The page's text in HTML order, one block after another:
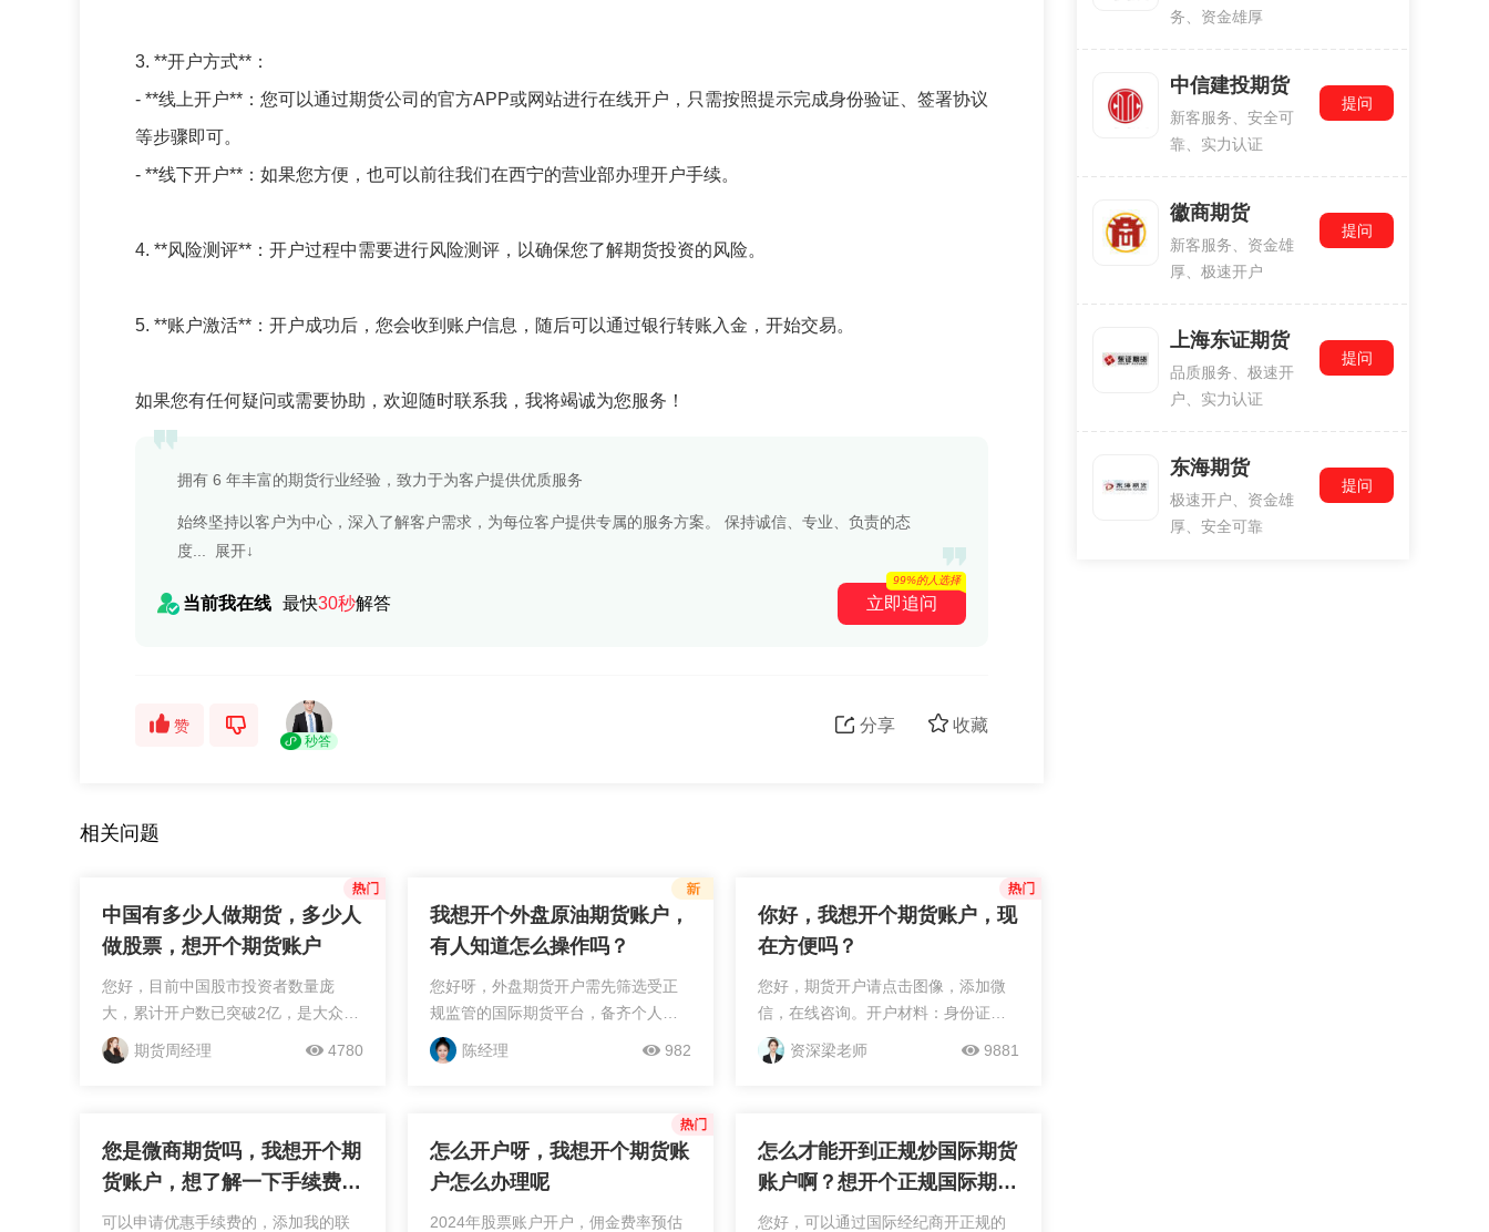
3. **开户方式**：
- **线上开户**：您可以通过期货公司的官方APP或网站进行在线开户，只需按照提示完成身份验证、签署协议
等步骤即可。
- **线下开户**：如果您方便，也可以前往我们在西宁的营业部办理开户手续。
4. **风险测评**：开户过程中需要进行风险测评，以确保您了解期货投资的风险。
5. **账户激活**：开户成功后，您会收到账户信息，随后可以通过银行转账入金，开始交易。
如果您有任何疑问或需要协助，欢迎随时联系我，我将竭诚为您服务！
拥有 6 年丰富的期货行业经验，致力于为客户提供优质服务
始终坚持以客户为中心，深入了解客户需求，为每位客户提供专属的服务方案。 保持诚信、专业、负责的态
度...
展开↓
当前我在线 最快30秒解答 立即追问
99%的人选择
赞
秒答
收藏
分享
相关问题
中国有多少人做期货，多少人
做股票，想开个期货账户
您好，目前中国股市投资者数量庞
大，累计开户数已突破2亿，是大众理
财的主流选择；而期货市场因其自带
杠杆和双向交易机制，属于小众专业
期货周经理 4780
我想开个外盘原油期货账户，
有人知道怎么操作吗？
您好呀，外盘期货开户需先筛选受正
规监管的国际期货平台，备齐个人身
份与地址证明材料，在线提交开户申
请并完成风险测评，通过平台审核后
陈经理 982
你好，我想开个期货账户，现
在方便吗？
您好，期货开户请点击图像，添加微
信，在线咨询。开户材料：身份证，
银行卡，开户流程：1，准备身份证，
银行卡，2，联系您的客户经理，帮您
资深梁老师 9881
您是微商期货吗，我想开个期
货账户，想了解一下手续费的
问题
可以申请优惠手续费的，添加我的联
怎么开户呀，我想开个期货账
户怎么办理呢
2024年股票账户开户，佣金费率预估
怎么才能开到正规炒国际期货
账户啊？想开个正规国际期货
账户
您好，可以通过国际经纪商开正规的
务、资金雄厚
中信建投期货
新客服务、安全可
靠、实力认证
提问
徽商期货
新客服务、资金雄
厚、极速开户
提问
上海东证期货
品质服务、极速开
户、实力认证
提问
东海期货
极速开户、资金雄
厚、安全可靠
提问